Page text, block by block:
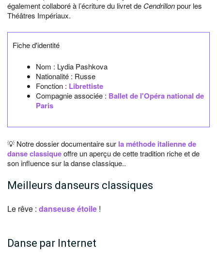
également collaboré à l’écriture du livret de Cendrillonpour les
Théâtres Impériaux.
Fiche d'identité
Nom : Lydia Pashkova
Nationalité : Russe
Fonction : Librettiste
Compagnie associée : Ballet de l'Opéra national de
Paris
💡 Notre dossier documentaire sur la méthode italienne de
danse classiqueoffre un aperçu de cette tradition riche et de
son influence sur la danse classique..
Meilleurs danseurs classiques
Le rêve : danseuse étoile !
Danse par Internet